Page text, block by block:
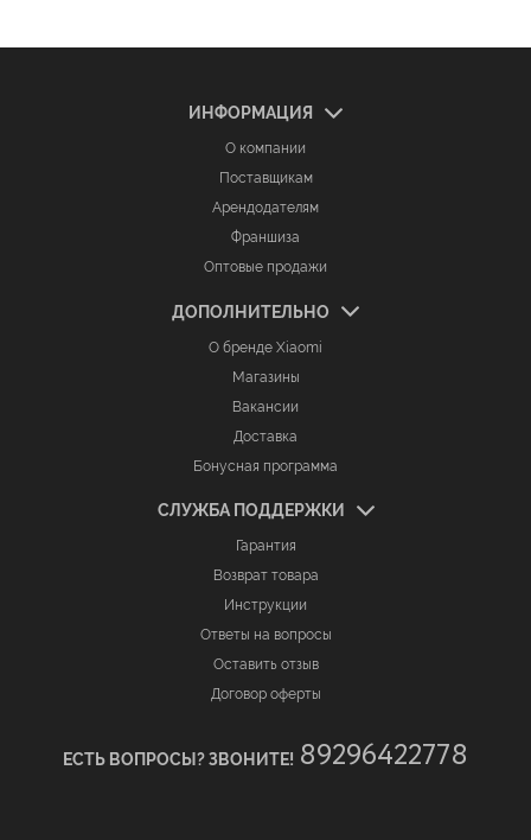
ИНФОРМАЦИЯ
О компании
Поставщикам
Арендодателям
Франшиза
Оптовые продажи
ДОПОЛНИТЕЛЬНО
О бренде Xiaomi
Магазины
Вакансии
Доставка
Бонусная программа
СЛУЖБА ПОДДЕРЖКИ
Гарантия
Возврат товара
Инструкции
Ответы на вопросы
Оставить отзыв
Договор оферты
ЕСТЬ ВОПРОСЫ? ЗВОНИТЕ! 89296422778